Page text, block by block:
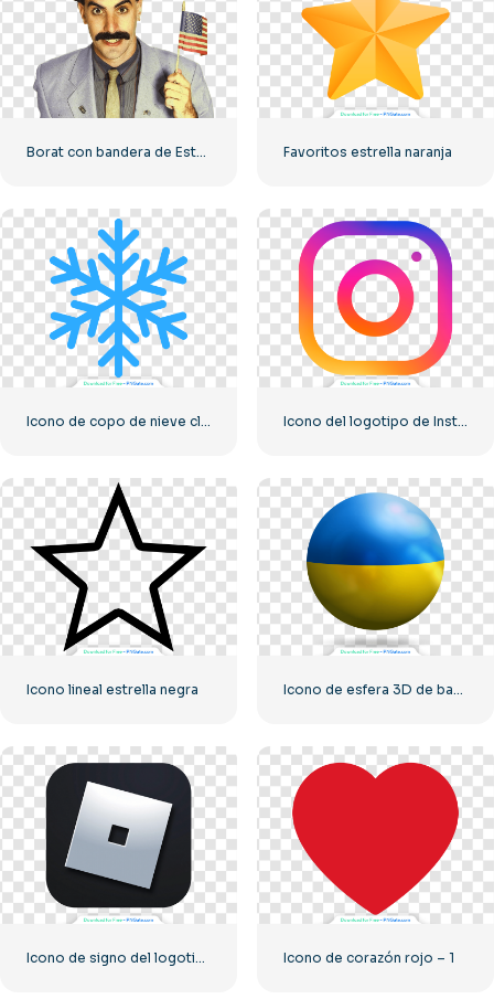
Borat con bandera de Estados Unidos sonriendo Favoritos estrella naranja
Icono del logotipo de Instagram lineal degradado
Icono lineal estrella negra Icono de esfera 3D de bandera de Ucrania
Icono de signo del logotipo de Roblox Icono de corazón rojo – 1